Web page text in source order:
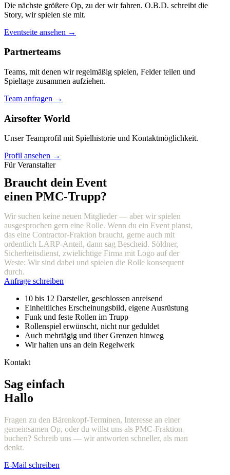
Die nächste größere Op, zu der wir fahren. O.B.D. schreibt die
Story, wir spielen sie mit.
Eventseite ansehen →
Partnerteams
Teams, mit denen wir regelmäßig spielen, Felder teilen und
Spieltage zusammen aufziehen.
Team anfragen →
Airsofter World
Unser Teamprofil mit Spielhistorie und Kontaktmöglichkeit.
Profil ansehen →
Für Veranstalter
Braucht dein Event
einen PMC-Trupp?
Wir suchen keine neuen Mitglieder — aber wir spielen
ausgesprochen gern eine Rolle. Wenn du ein Event planst,
das eine Contractor-Fraktion braucht, gerne auch mit
ordentlich LARP-Anteil, dann sag Bescheid. Söldner,
Sicherheitsdienst, zwielichtige Firma mit Logo auf der
Weste: Wir sind dabei und spielen die Rolle konsequent
durch.
Anfrage schreiben
10 bis 12 Darsteller, geschlossen anreisend
Einheitliches Erscheinungsbild, eigene Ausrüstung
Funk und feste Rollen im Trupp
Rollenspiel erwünscht, nicht nur geduldet
Auch mehrtägig und über Grenzen hinweg
Wir halten uns an dein Regelwerk
Kontakt
Sag einfach
Hallo
Fragen zu den Bärenkopf-Terminen, Interesse an einer
gemeinsamen Op, oder du willst uns als PMC-Fraktion
buchen? Schreib uns — wir antworten schneller, als man
denkt.
E-Mail schreiben